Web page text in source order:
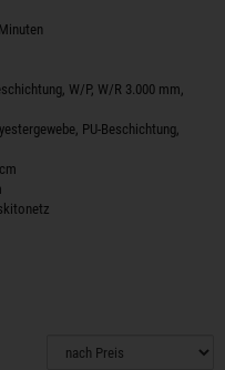
W/P, W/R 3.000 mm,
PU-Beschichtung,